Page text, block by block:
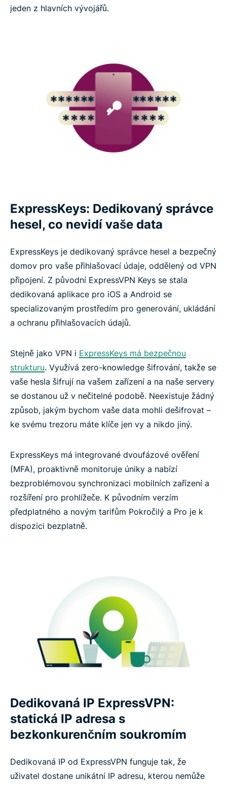
jeden z hlavních vývojářů.
ExpressKeys: Dedikovaný správce
hesel, co nevidí vaše data
ExpressKeys je dedikovaný správce hesel a bezpečný
domov pro vaše přihlašovací údaje, oddělený od VPN
připojení. Z původní ExpressVPN Keys se stala
dedikovaná aplikace pro iOS a Android se
specializovaným prostředím pro generování, ukládání
a ochranu přihlašovacích údajů.
Stejně jako VPN i ExpressKeys má bezpečnou
strukturu. Využívá zero-knowledge šifrování, takže se
vaše hesla šifrují na vašem zařízení a na naše servery
se dostanou už v nečitelné podobě. Neexistuje žádný
způsob, jakým bychom vaše data mohli dešifrovat –
ke svému trezoru máte klíče jen vy a nikdo jiný.
ExpressKeys má integrované dvoufázové ověření
(MFA), proaktivně monitoruje úniky a nabízí
bezproblémovou synchronizaci mobilních zařízení a
rozšíření pro prohlížeče. K původním verzím
předplatného a novým tarifům Pokročilý a Pro je k
dispozici bezplatně.
Dedikovaná IP ExpressVPN:
statická IP adresa s
bezkonkurenčním soukromím
Dedikovaná IP od ExpressVPN funguje tak, že
uživatel dostane unikátní IP adresu, kterou nemůže